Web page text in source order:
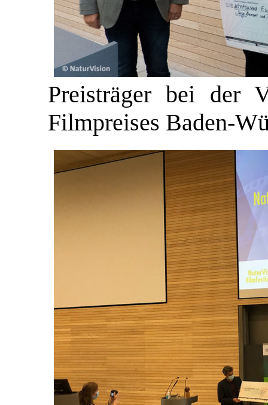
Preisträger bei der
Filmpreises Baden-